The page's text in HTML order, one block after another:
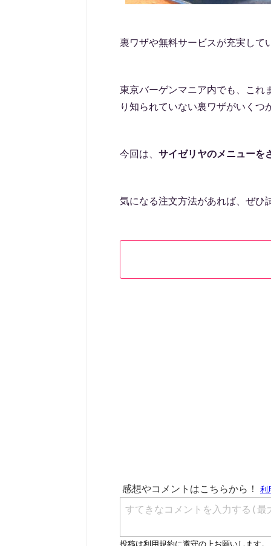
裏ワザや無料サービスが充実して
東京バーゲンマニア内でも、これ
り知られていない裏ワザがいくつ
今回は、 サイゼリヤのメニューを
気になる注文方法があれば、ぜひ